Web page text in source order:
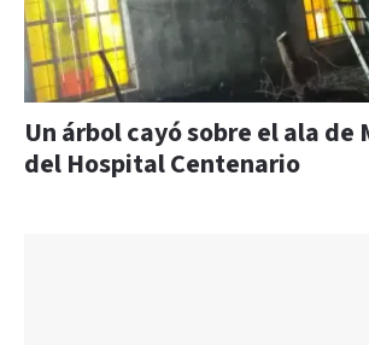
Un árbol cayó sobre el ala
del Hospital Centenario